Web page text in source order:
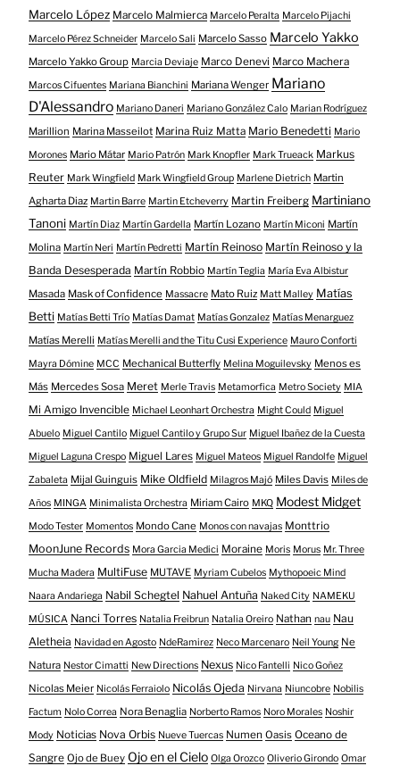
Marcelo López Marcelo Malmierca Marcelo Peralta Marcelo Pijachi
Marcelo Pérez Schneider Marcelo Sali Marcelo Sasso Marcelo Yakko
Marcelo Yakko Group Marcia Deviaje Marco Denevi Marco Machera
Marcos Cifuentes Mariana Bianchini Mariana Wenger Mariano
D'Alessandro Mariano Daneri Mariano González Calo Marian Rodríguez
Marillion Marina Masseilot Marina Ruiz Matta Mario Benedetti Mario
Morones Mario Mátar Mario Patrón Mark Knopfler Mark Trueack Markus
Reuter Mark Wingfield Mark Wingfield Group Marlene Dietrich Martin
Agharta Diaz Martin Barre Martin Etcheverry Martin Freiberg Martiniano
Tanoni Martín Diaz Martín Gardella Martín Lozano Martín Miconi Martín
Molina Martín Neri Martín Pedretti Martín Reinoso Martín Reinoso y la
Banda Desesperada Martín Robbio Martín Teglia María Eva Albistur
Masada Mask of Confidence Massacre Mato Ruiz Matt Malley Matías
Betti Matías Betti Trío Matías Damat Matías Gonzalez Matías Menarguez
Matías Merelli Matías Merelli and the Titu Cusi Experience Mauro Conforti
Mayra Dómine MCC Mechanical Butterfly Melina Moguilevsky Menos es
Más Mercedes Sosa Meret Merle Travis Metamorfica Metro Society MIA
Mi Amigo Invencible Michael Leonhart Orchestra Might Could Miguel
Abuelo Miguel Cantilo Miguel Cantilo y Grupo Sur Miguel Ibañez de la Cuesta
Miguel Laguna Crespo Miguel Lares Miguel Mateos Miguel Randolfe Miguel
Zabaleta Mijal Guinguis Mike Oldfield Milagros Majó Miles Davis Miles de
Años MINGA Minimalista Orchestra Miriam Cairo MKQ Modest Midget
Modo Tester Momentos Mondo Cane Monos con navajas Monttrio
MoonJune Records Mora Garcia Medici Moraine Moris Morus Mr. Three
Mucha Madera MultiFuse MUTAVE Myriam Cubelos Mythopoeic Mind
Naara Andariega Nabil Schegtel Nahuel Antuña Naked City NAMEKU
MÚSICA Nanci Torres Natalia Freibrun Natalia Oreiro Nathan nau Nau
Aletheia Navidad en Agosto NdeRamirez Neco Marcenaro Neil Young Ne
Natura Nestor Cimatti New Directions Nexus Nico Fantelli Nico Goñez
Nicolas Meier Nicolás Ferraiolo Nicolás Ojeda Nirvana Niuncobre Nobilis
Factum Nolo Correa Nora Benaglia Norberto Ramos Noro Morales Noshir
Mody Noticias Nova Orbis Nueve Tuercas Numen Oasis Oceano de
Sangre Ojo de Buey Ojo en el Cielo Olga Orozco Oliverio Girondo Omar